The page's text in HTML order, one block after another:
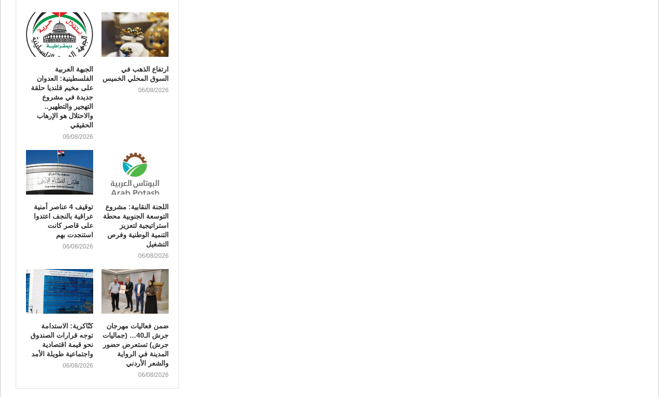
ارتفاع الذهب في
السوق المحلي الخميس
06/08/2026
الجبهة العربية
الفلسطينية: العدوان
على مخيم قلنديا حلقة
جديدة في مشروع
التهجير والتطهير..
والاحتلال هو الإرهاب
الحقيقي
06/08/2026
اللجنة النقابية: مشروع
التوسعة الجنوبية محطة
استراتيجية لتعزيز
التنمية الوطنية وفرص
التشغيل
06/08/2026
توقيف 4 عناصر أمنية
عراقية بالنجف اعتدوا
على قاصر كانت
استنجدت بهم
06/08/2026
ضمن فعاليات مهرجان
جرش الـ40… (جماليات
جرش) تستعرض حضور
المدينة في الرواية
والشعر الأردني
06/08/2026
كنّاكرية: الاستدامة
توجه قرارات الصندوق
نحو قيمة اقتصادية
واجتماعية طويلة الأمد
06/08/2026